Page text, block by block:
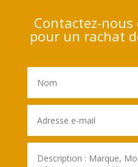
Contactez-
pour un rachat